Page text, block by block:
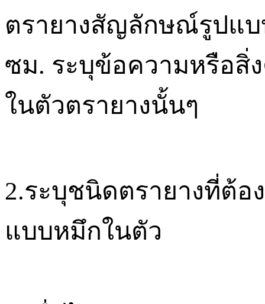
ตรายางสัญลักษณ์รูปแ
ซม. ระบุข้อความหรือสิ่
ในตัวตรายางนั้นๆ
2.ระบุชนิดตรายางที่ต้อ
แบบหมึกในตัว